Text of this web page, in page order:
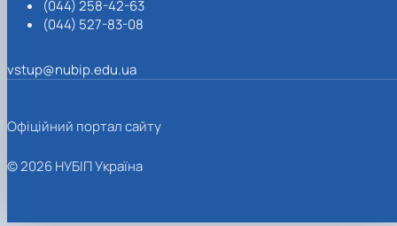
(044) 258-42-63
(044) 527-83-08
vstup@nubip.edu.ua
Офіційний портал сайту
© 2026 НУБІП Україна